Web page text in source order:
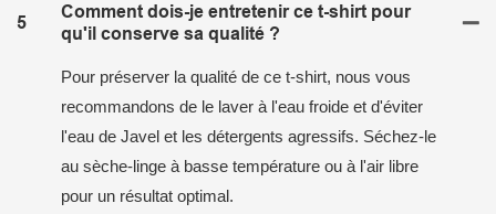
5
Comment dois-je entretenir ce t-shirt pour
qu'il conserve sa qualité ?
Pour préserver la qualité de ce t-shirt, nous vous
recommandons de le laver à l'eau froide et d'éviter
l'eau de Javel et les détergents agressifs. Séchez-le
au sèche-linge à basse température ou à l'air libre
pour un résultat optimal.